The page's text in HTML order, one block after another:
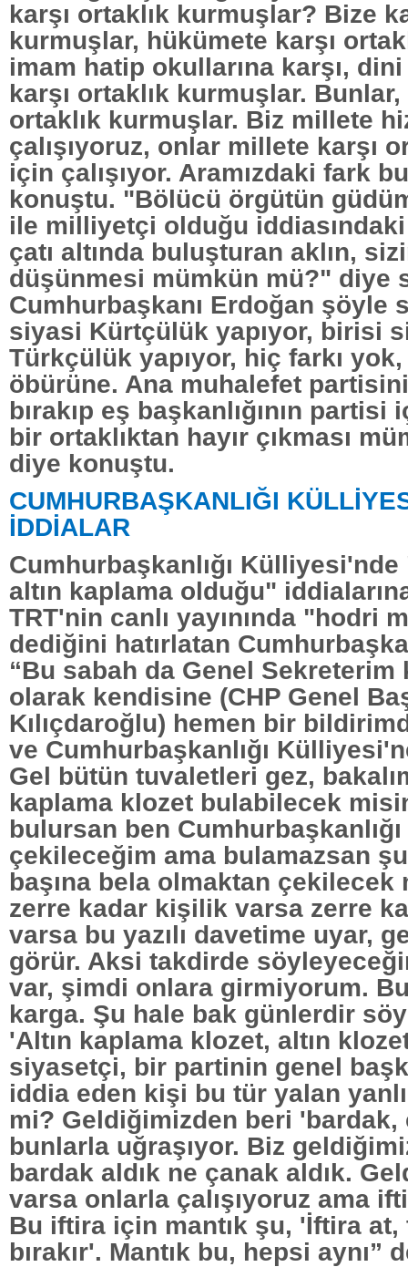
karşı ortaklık kurmuşlar? Bize
kurmuşlar, hükümete karşı
imam hatip okullarına karşı,
karşı ortaklık kurmuşlar.
ortaklık kurmuşlar. Biz millete
çalışıyoruz, onlar millete karşı
için çalışıyor. Aramızdaki fark
konuştu. "Bölücü örgütün
ile milliyetçi olduğu
çatı altında buluşturan aklın,
düşünmesi mümkün mü?" diye
Cumhurbaşkanı Erdoğan şöyle
siyasi Kürtçülük yapıyor, birisi
Türkçülük yapıyor, hiç farkı
öbürüne. Ana muhalefet
bırakıp eş başkanlığının
bir ortaklıktan hayır çıkması
diye konuştu.
CUMHURBAŞKANLIĞI
İDDİALAR
Cumhurbaşkanlığı
altın kaplama olduğu"
TRT'nin canlı yayınında "hodri
dediğini hatırlatan
“Bu sabah da Genel Sekreterim
olarak kendisine (CHP Genel
Kılıçdaroğlu) hemen bir
ve Cumhurbaşkanlığı
Gel bütün tuvaletleri gez,
kaplama klozet bulabilecek
bulursan ben
çekileceğim ama bulamazsan
başına bela olmaktan çekilecek
zerre kadar kişilik varsa zerre
varsa bu yazılı davetime uyar,
görür. Aksi takdirde
var, şimdi onlara girmiyorum.
karga. Şu hale bak günlerdir
'Altın kaplama klozet, altın
siyasetçi, bir partinin genel
iddia eden kişi bu tür yalan
mi? Geldiğimizden beri 'bardak,
bunlarla uğraşıyor. Biz
bardak aldık ne çanak aldık.
varsa onlarla çalışıyoruz ama
Bu iftira için mantık şu, 'İftira at,
bırakır'. Mantık bu, hepsi aynı”